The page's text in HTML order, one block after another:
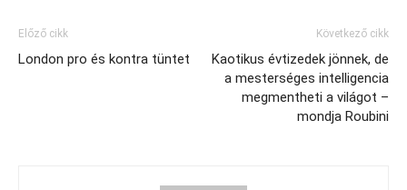
Előző cikk
London pro és kontra tüntet
Következő cikk
Kaotikus évtizedek jönnek, de
a mesterséges intelligencia
megmentheti a világot –
mondja Roubini